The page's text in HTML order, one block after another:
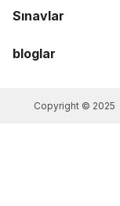
Sınavlar
bloglar
Copyright © 2025